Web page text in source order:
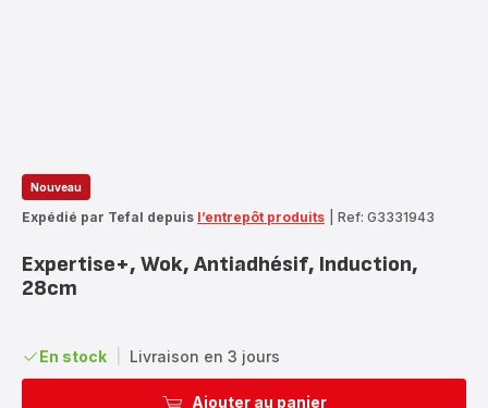
Nouveau
Expédié par Tefal depuis l’entrepôt produits Ref: G3331943
Expertise+, Wok, Antiadhésif, Induction,
28cm
En stock Livraison en 3 jours
Ajouter au panier